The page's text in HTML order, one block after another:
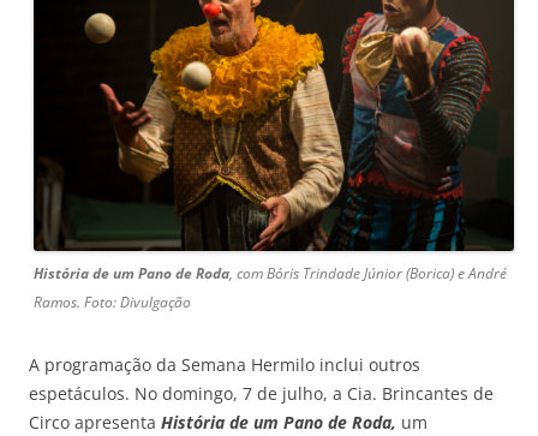
História de um Pano de Roda, com Bóris Trindade Júnior (Borica) e André
Ramos. Foto: Divulgação
A programação da Semana Hermilo inclui outros
espetáculos. No domingo, 7 de julho, a Cia. Brincantes de
Circo apresenta História de um Pano de Roda, um